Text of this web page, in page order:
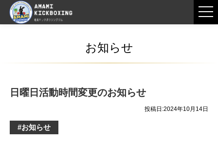
お知らせ
日曜日活動時間変更のお知らせ
投稿日:2024年10月14日
#お知らせ